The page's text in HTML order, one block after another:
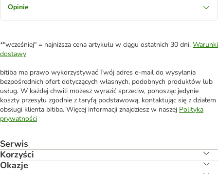
Opinie
*"wcześniej" = najniższa cena artykułu w ciągu ostatnich 30 dni. Warunki
dostawy
bitiba ma prawo wykorzystywać Twój adres e-mail do wysyłania
bezpośrednich ofert dotyczących własnych, podobnych produktów lub
usług. W każdej chwili możesz wyrazić sprzeciw, ponosząc jedynie
koszty przesyłu zgodnie z taryfą podstawową, kontaktując się z działem
obsługi klienta bitiba. Więcej informacji znajdziesz w naszej Polityka
prywatności
Serwis
Korzyści
Okazje